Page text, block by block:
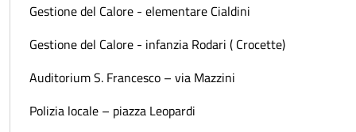
Gestione del Calore - elementare Cialdini
Gestione del Calore - infanzia Rodari ( Crocette)
Auditorium S. Francesco – via Mazzini
Polizia locale – piazza Leopardi